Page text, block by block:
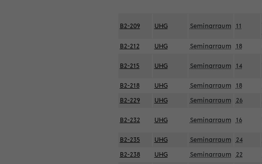
B2-209 UHG Seminarraum 11
B2-212 UHG Seminarraum 18
B2-215 UHG Seminarraum 14
B2-218 UHG Seminarraum 18
B2-229
UHG Seminarraum 26
B2-232 UHG Seminarraum 16
B2-235 UHG Seminarraum 24
B2-238
UHG Seminarraum 22